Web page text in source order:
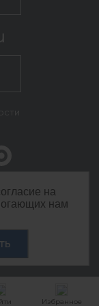
Избранное
на
нам
42